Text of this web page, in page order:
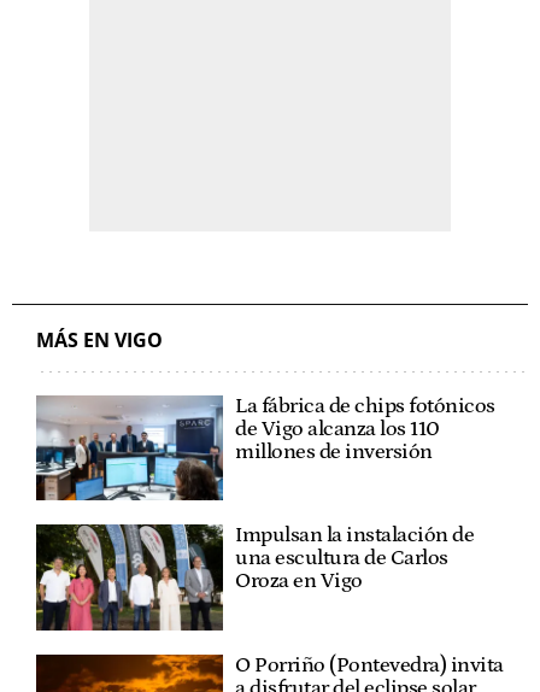
MÁS EN VIGO
La fábrica de chips fotónicos
de Vigo alcanza los 110
millones de inversión
Impulsan la instalación de
una escultura de Carlos
Oroza en Vigo
O Porriño (Pontevedra) invita